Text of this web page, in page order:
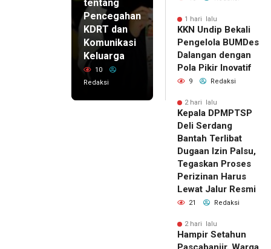
tentang
Pencegahan
KDRT dan
Komunikasi
Keluarga
10
Redaksi
1 hari lalu
KKN Undip Bekali
Pengelola BUMDes
Dalangan dengan
Pola Pikir Inovatif
9 Redaksi
2 hari lalu
Kepala DPMPTSP
Deli Serdang
Bantah Terlibat
Dugaan Izin Palsu,
Tegaskan Proses
Perizinan Harus
Lewat Jalur Resmi
21 Redaksi
2 hari lalu
Hampir Setahun